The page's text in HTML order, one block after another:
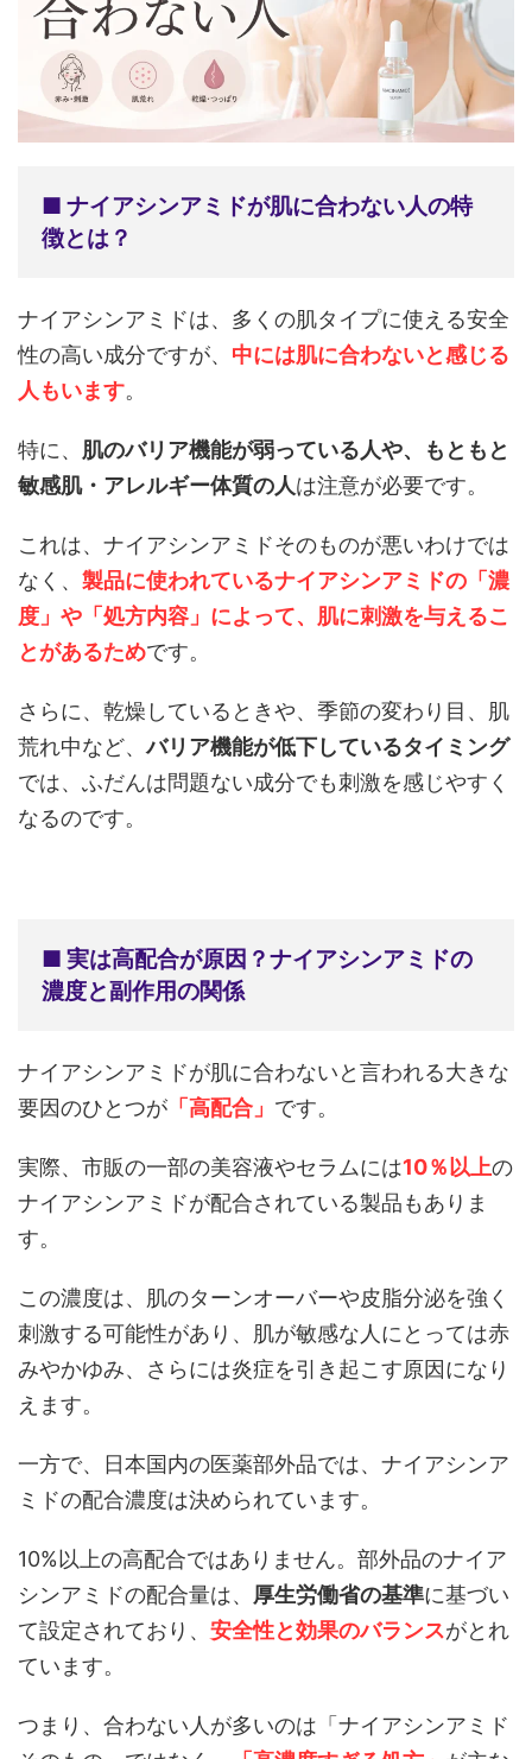
■ ナイアシンアミドが肌に合わない人の特
徴とは？
ナイアシンアミドは、多くの肌タイプに使える安全
性の高い成分ですが、 中には肌に合わないと感じる
人もいます。
特に、 肌のバリア機能が弱っている人や、もともと
敏感肌・アレルギー体質の人は注意が必要です。
これは、ナイアシンアミドそのものが悪いわけでは
なく、 製品に使われているナイアシンアミドの「濃
度」や「処方内容」によって、肌に刺激を与えるこ
とがあるためです。
さらに、乾燥しているときや、季節の変わり目、肌
荒れ中など、バリア機能が低下しているタイミング
では、ふだんは問題ない成分でも刺激を感じやすく
なるのです。
■ 実は高配合が原因？ナイアシンアミドの
濃度と副作用の関係
ナイアシンアミドが肌に合わないと言われる大きな
要因のひとつが 「高配合」 です。
実際、市販の一部の美容液やセラムには10％以上の
ナイアシンアミドが配合されている製品もありま
す。
この濃度は、肌のターンオーバーや皮脂分泌を強く
刺激する可能性があり、肌が敏感な人にとっては赤
みやかゆみ、さらには炎症を引き起こす原因になり
えます。
一方で、日本国内の医薬部外品では、ナイアシンア
ミドの配合濃度は決められています。
10%以上の高配合ではありません。部外品のナイア
シンアミドの配合量は、 厚生労働省の基準に基づい
て設定されており、 安全性と効果のバランスがとれ
ています。
つまり、合わない人が多いのは「ナイアシンアミド